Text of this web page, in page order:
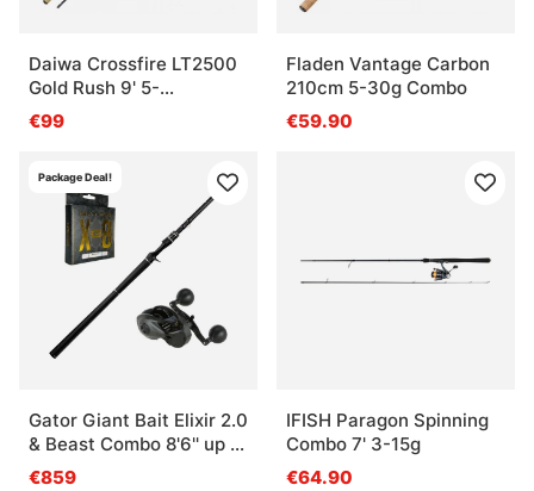
Daiwa Crossfire LT2500
Gold Rush 9' 5-
25G/0.17YL
€99
Fladen Vantage Carbon
210cm 5-30g Combo
€59.90
Package Deal!
Gator Giant Bait Elixir 2.0
& Beast Combo 8'6'' up to
300 Gram
€859
IFISH Paragon Spinning
Combo 7' 3-15g
€64.90